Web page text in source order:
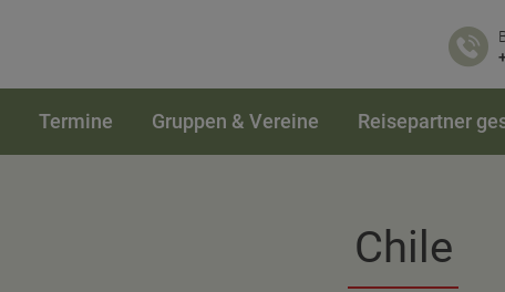
Termine Gruppen & Vereine Reisepartner
Chile